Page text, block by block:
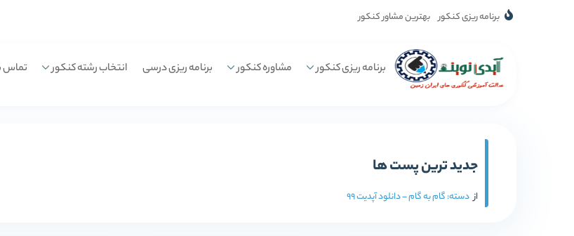
برنامه ریزی کنکور بهترین مشاور کنکور
برنامه ریزی کنکور مشاوره کنکور برنامه ریزی درسی انتخاب رشته کنکور تماس
جدید ترین پست ها
ازدسته:گام به گام – دانلود آپدیت 99